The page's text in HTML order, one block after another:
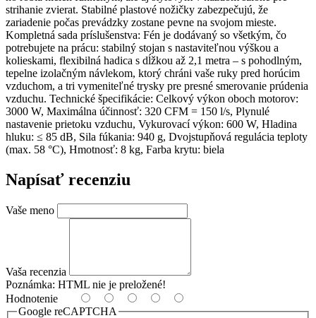
strihanie zvierat. Stabilné plastové nožičky zabezpečujú, že
zariadenie počas prevádzky zostane pevne na svojom mieste.
Kompletná sada príslušenstva: Fén je dodávaný so všetkým, čo
potrebujete na prácu: stabilný stojan s nastaviteľnou výškou a
kolieskami, flexibilná hadica s dĺžkou až 2,1 metra – s pohodlným,
tepelne izolačným návlekom, ktorý chráni vaše ruky pred horúcim
vzduchom, a tri vymeniteľné trysky pre presné smerovanie prúdenia
vzduchu. Technické špecifikácie: Celkový výkon oboch motorov:
3000 W, Maximálna účinnosť: 320 CFM = 150 l/s, Plynulé
nastavenie prietoku vzduchu, Vykurovací výkon: 600 W, Hladina
hluku: ≤ 85 dB, Sila fúkania: 940 g, Dvojstupňová regulácia teploty
(max. 58 °C), Hmotnosť: 8 kg, Farba krytu: biela
Napísať recenziu
Vaše meno
Vaša recenzia
Poznámka: HTML nie je preložené!
Hodnotenie
Google reCAPTCHA